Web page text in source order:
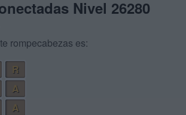
Nivel 26280
rompecabezas es:
R
A
A